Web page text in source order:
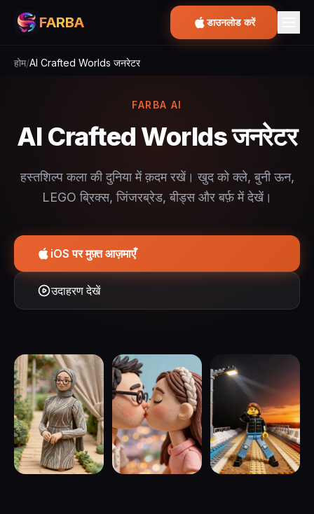
FARBA डाउनलोड करें
होम/AI Crafted Worlds जनरेटर
FARBA AI
AI Crafted Worlds जनरेटर
हस्तशिल्प कला की दुनिया में क़दम रखें। खुद को क्ले, बुनी ऊन,
LEGO ब्रिक्स, जिंजरब्रेड, बीड्स और बर्फ़ में देखें।
iOS पर मुफ़्त आज़माएँ
उदाहरण देखें